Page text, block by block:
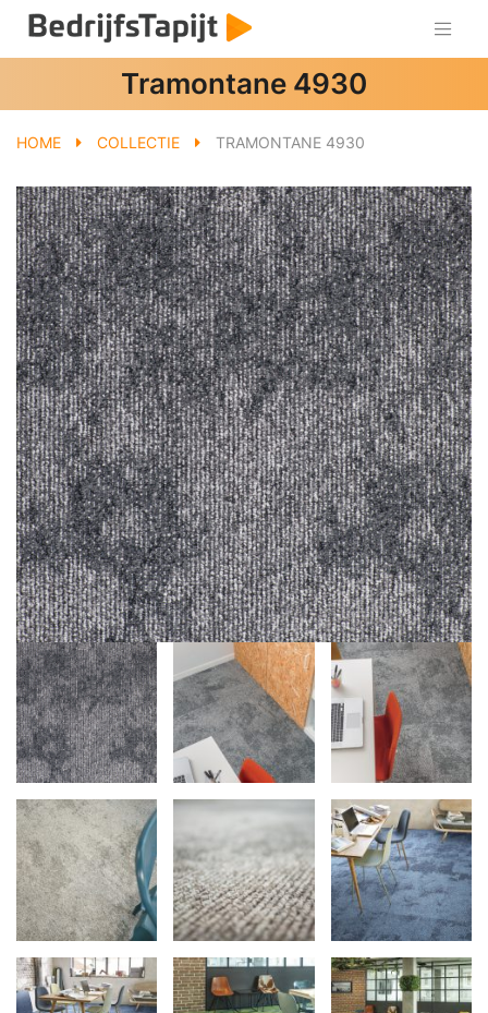
Tramontane 4930
HOME COLLECTIE TRAMONTANE 4930